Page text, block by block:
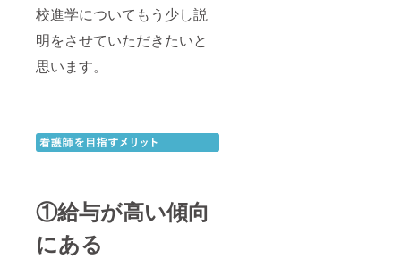
校進学についてもう少し説
明をさせていただきたいと
思います。
①給与が高い傾向
にある